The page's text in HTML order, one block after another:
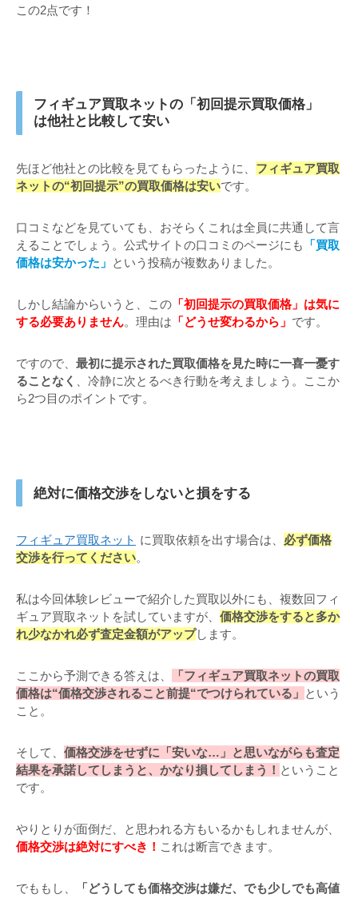
この2点です！
フィギュア買取ネットの「初回提示買取価格」
は他社と比較して安い
先ほど他社との比較を見てもらったように、 フィギュア買取
ネットの“初回提示”の買取価格は安いです。
口コミなどを見ていても、おそらくこれは全員に共通して言
えることでしょう。公式サイトの口コミのページにも
「買取
価格は安かった」 という投稿が複数ありました。
しかし結論からいうと、この 「初回提示の買取価格」は気に
する必要ありません。理由は 「どうせ変わるから」 です。
ですので、 最初に提示された買取価格を見た時に一喜一憂す
ることなく
、冷静に次とるべき行動を考えましょう。ここか
ら2つ目のポイントです。
絶対に価格交渉をしないと損をする
フィギュア買取ネット に買取依頼を出す場合は、 必ず価格
交渉を行ってください。
私は今回体験レビューで紹介した買取以外にも、複数回フィ
ギュア買取ネットを試していますが、 価格交渉をすると多か
れ少なかれ必ず査定金額がアップします。
ここから予測できる答えは、
「フィギュア買取ネットの買取
価格は“価格交渉されること前提“でつけられている」 という
こと。
そして、 価格交渉をせずに「安いな…」と思いながらも査定
結果を承諾してしまうと、かなり損してしまう！ ということ
です。
やりとりが面倒だ、と思われる方もいるかもしれませんが、
価格交渉は絶対にすべき！ これは断言できます。
でももし、
「どうしても価格交渉は嫌だ、でも少しでも高値